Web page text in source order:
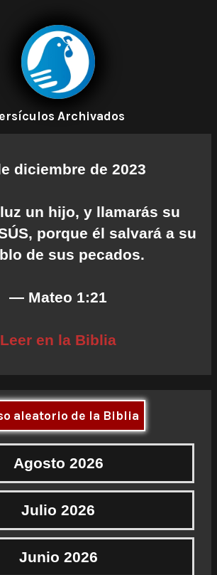
Archivados
diciembre de 2023
un hijo, y llamarás su
porque él salvará a su
de sus pecados.
— Mateo 1:21
Leer en la Biblia
aleatorio de la Biblia
Agosto 2026
Julio 2026
Junio 2026